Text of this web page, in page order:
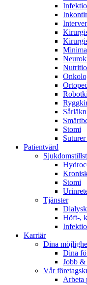
Stomi
Patientvård
Stomi
Tjänster
Höft-,
Karriär
Dina
Dina
Jobb
Vår
Arbeta